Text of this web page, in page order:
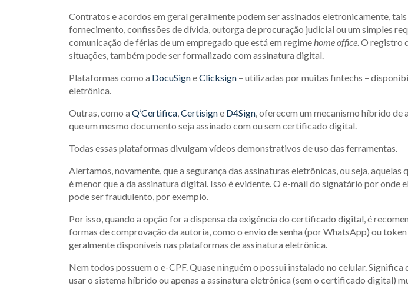
Contratos e acordos em geral geralmente podem ser assinados eletronicamente,
fornecimento, confissões de dívida, outorga de procuração judicial ou um simples
comunicação de férias de um empregado que está em regimehome office. O registro
situações, também pode ser formalizado com assinatura digital.
Plataformas como a DocuSigneClicksign – utilizadas por muitas fintechs –
eletrônica.
Outras, como a Q’Certifica,Certisigne D4Sign, oferecem um mecanismo híbrido de
que um mesmo documento seja assinado com ou sem certificado digital.
Todas essas plataformas divulgam vídeos demonstrativos de uso das ferramentas.
Alertamos, novamente, que a segurança das assinaturas eletrônicas, ou seja, aquelas
é menor que a da assinatura digital. Isso é evidente. O e-mail do signatário por onde
pode ser fraudulento, por exemplo.
Por isso, quando a opção for a dispensa da exigência do certificado digital, é
formas de comprovação da autoria, como o envio de senha (por WhatsApp) ou
geralmente disponíveis nas plataformas de assinatura eletrônica.
Nem todos possuem o e-CPF. Quase ninguém o possui instalado no celular. Significa
usar o sistema híbrido ou apenas a assinatura eletrônica (sem o certificado digital)